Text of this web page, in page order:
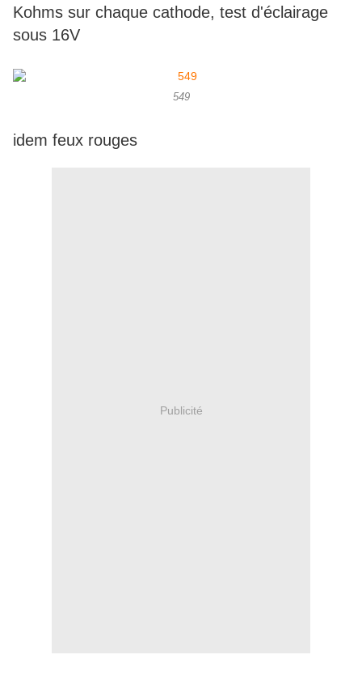
Kohms sur chaque cathode, test d'éclairage
sous 16V
549
idem feux rouges
Publicité